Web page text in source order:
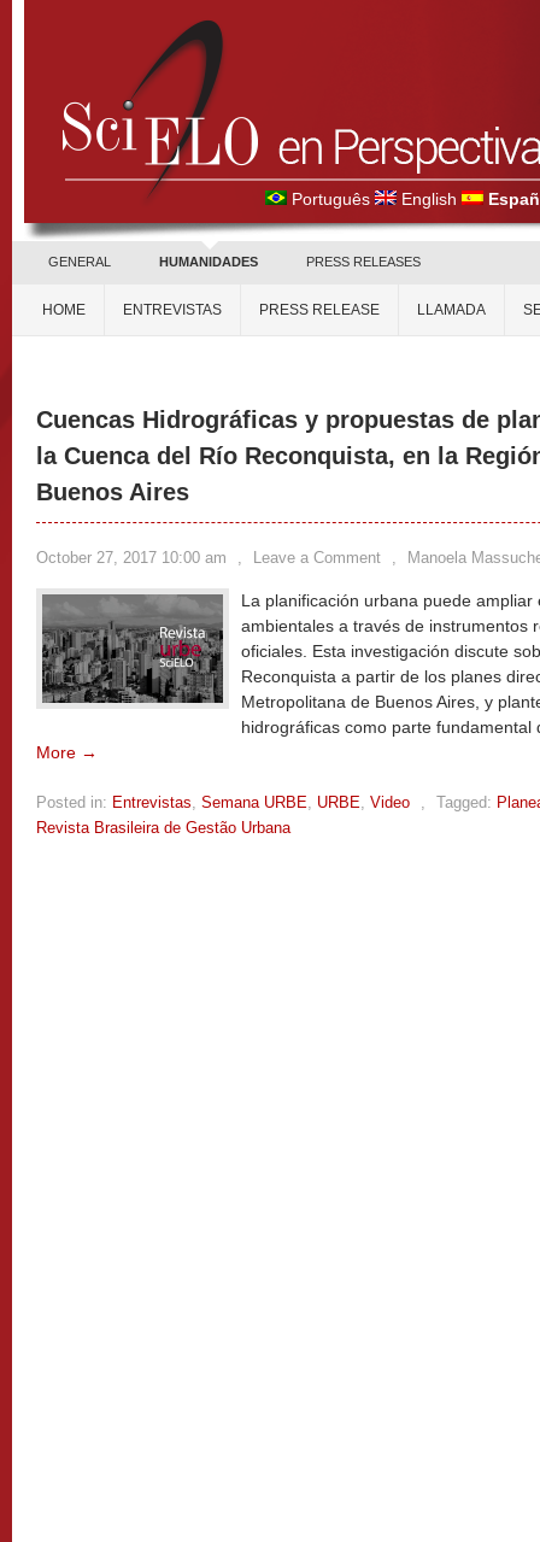
Português English
GENERAL HUMANIDADES PRESS RELEASES
HOME ENTREVISTAS PRESS RELEASE LLAMADA
Cuencas Hidrográficas y propuestas de
la Cuenca del Río Reconquista, en la
Buenos Aires
October 27, 2017 10:00 am , Leave a Comment , Manoela
La planificación urbana puede
ambientales a través de instrumentos
oficiales. Esta investigación discute
Reconquista a partir de los planes
Metropolitana de Buenos Aires, y
hidrográficas como parte
More →
Posted in: Entrevistas, Semana URBE, URBE, Video , Tagged:
Revista Brasileira de Gestão Urbana